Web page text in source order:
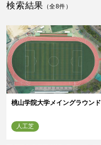
検索結果 （全8件）
桃山学院大学メイングラウンド
人工芝